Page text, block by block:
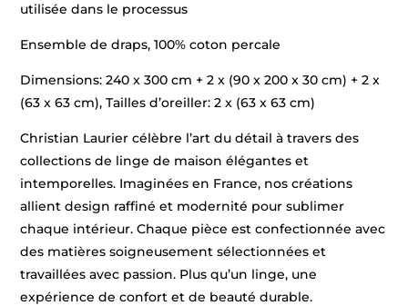
utilisée dans le processus
Ensemble de draps, 100% coton percale
Dimensions: 240 x 300 cm + 2 x (90 x 200 x 30 cm) + 2 x
(63 x 63 cm), Tailles d’oreiller: 2 x (63 x 63 cm)
Christian Laurier célèbre l’art du détail à travers des
collections de linge de maison élégantes et
intemporelles. Imaginées en France, nos créations
allient design raffiné et modernité pour sublimer
chaque intérieur. Chaque pièce est confectionnée avec
des matières soigneusement sélectionnées et
travaillées avec passion. Plus qu’un linge, une
expérience de confort et de beauté durable.